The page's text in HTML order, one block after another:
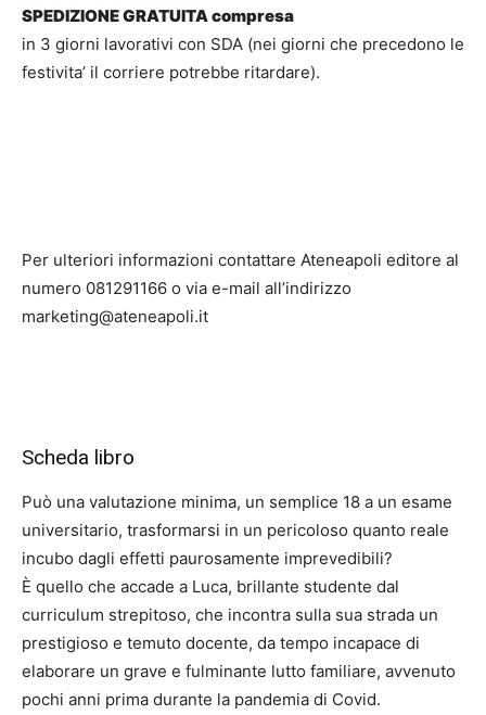
SPEDIZIONE GRATUITA compresa
in 3 giorni lavorativi con SDA (nei giorni che precedono le
festivita’ il corriere potrebbe ritardare).
Per ulteriori informazioni contattare Ateneapoli editore al
numero 081291166 o via e-mail all’indirizzo
marketing@ateneapoli.it
Scheda libro
Può una valutazione minima, un semplice 18 a un esame
universitario, trasformarsi in un pericoloso quanto reale
incubo dagli effetti paurosamente imprevedibili?
È quello che accade a Luca, brillante studente dal
curriculum strepitoso, che incontra sulla sua strada un
prestigioso e temuto docente, da tempo incapace di
elaborare un grave e fulminante lutto familiare, avvenuto
pochi anni prima durante la pandemia di Covid.